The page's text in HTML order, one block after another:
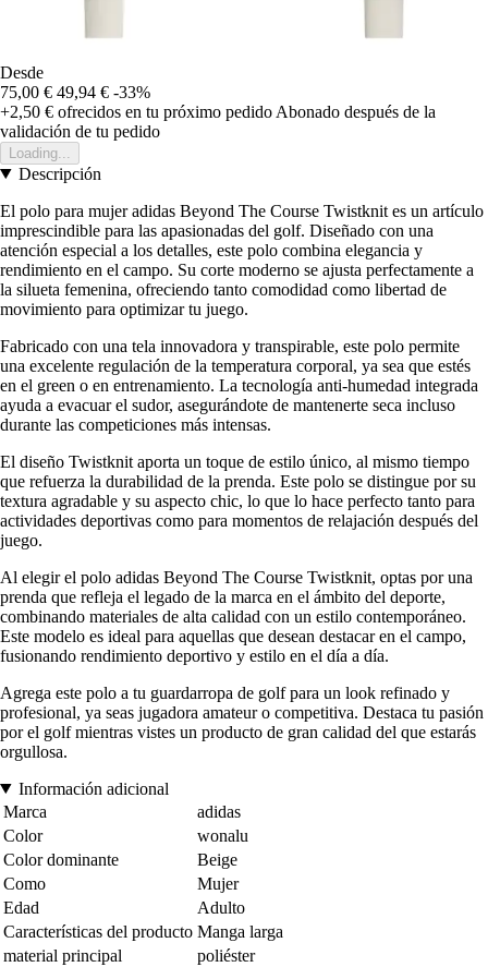
Desde
75,00 € 49,94 € -33%
+2,50 € ofrecidos en tu próximo pedido Abonado después de la
validación de tu pedido
Loading...
Descripción
El polo para mujer adidas Beyond The Course Twistknit es un artículo
imprescindible para las apasionadas del golf. Diseñado con una
atención especial a los detalles, este polo combina elegancia y
rendimiento en el campo. Su corte moderno se ajusta perfectamente a
la silueta femenina, ofreciendo tanto comodidad como libertad de
movimiento para optimizar tu juego.
Fabricado con una tela innovadora y transpirable, este polo permite
una excelente regulación de la temperatura corporal, ya sea que estés
en el green o en entrenamiento. La tecnología anti-humedad integrada
ayuda a evacuar el sudor, asegurándote de mantenerte seca incluso
durante las competiciones más intensas.
El diseño Twistknit aporta un toque de estilo único, al mismo tiempo
que refuerza la durabilidad de la prenda. Este polo se distingue por su
textura agradable y su aspecto chic, lo que lo hace perfecto tanto para
actividades deportivas como para momentos de relajación después del
juego.
Al elegir el polo adidas Beyond The Course Twistknit, optas por una
prenda que refleja el legado de la marca en el ámbito del deporte,
combinando materiales de alta calidad con un estilo contemporáneo.
Este modelo es ideal para aquellas que desean destacar en el campo,
fusionando rendimiento deportivo y estilo en el día a día.
Agrega este polo a tu guardarropa de golf para un look refinado y
profesional, ya seas jugadora amateur o competitiva. Destaca tu pasión
por el golf mientras vistes un producto de gran calidad del que estarás
orgullosa.
Información adicional
Marca
adidas
Color
wonalu
Color dominante
Beige
Como
Mujer
Edad
Adulto
Características del producto Manga larga
material principal
poliéster